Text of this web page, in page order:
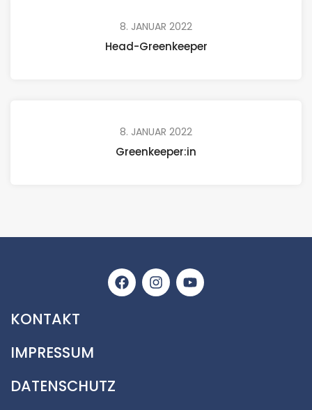
8. JANUAR 2022
Head-Greenkeeper
8. JANUAR 2022
Greenkeeper:in
KONTAKT
IMPRESSUM
DATENSCHUTZ